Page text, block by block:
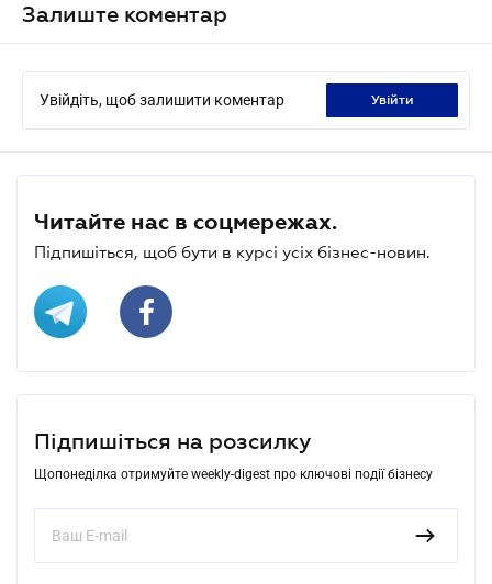
Залиште коментар
Увійдіть, щоб залишити коментар увійти
Читайте нас в соцмережах.
Підпишіться, щоб бути в курсі усіх бізнес-новин.
Підпишіться на розсилку
Щопонеділка отримуйте weekly-digest про ключові події бізнесу